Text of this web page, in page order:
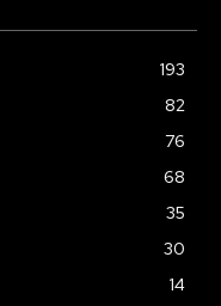
193
82
76
68
35
30
14